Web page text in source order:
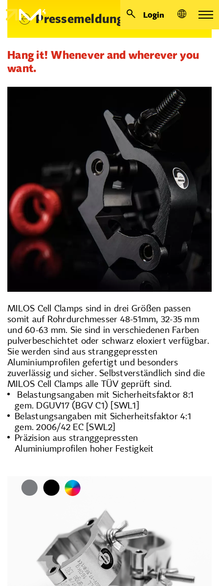
Login
Pressemeldungen
Hang it! Whenever and wherever you
want.
MILOS Cell Clamps sind in drei Größen passen
somit auf Rohrdurchmesser 48-51mm, 32-35 mm
und 60-63 mm. Sie sind in verschiedenen Farben
pulverbeschichtet oder schwarz eloxiert verfügbar.
Sie werden sind aus stranggepressten
Aluminiumprofilen gefertigt und besonders
zuverlässig und sicher. Selbstverständlich sind die
MILOS Cell Clamps alle TÜV geprüft sind.
Belastungsangaben mit Sicherheitsfaktor 8:1
gem. DGUV17 (BGV C1) [SWL1]
Belastungsangaben mit Sicherheitsfaktor 4:1
gem. 2006/42 EC [SWL2]
Präzision aus stranggepressten
Aluminiumprofilen hoher Festigkeit